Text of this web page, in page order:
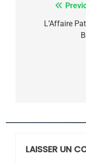
Navigation
L’Affaire
LAISSER UN